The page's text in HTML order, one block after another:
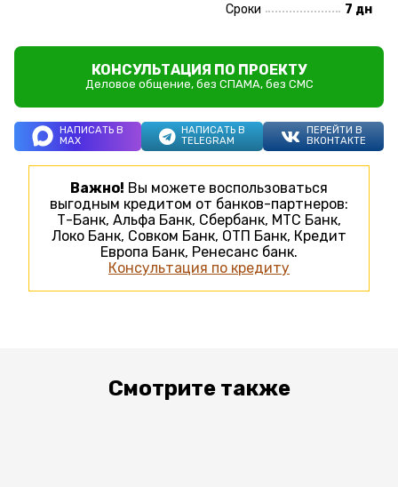
Сроки
7 дн
КОНСУЛЬТАЦИЯ ПО ПРОЕКТУ
Деловое общение, без СПАМА, без СМС
НАПИСАТЬ В
MAX
НАПИСАТЬ В
TELEGRAM
ПЕРЕЙТИ В
ВКОНТАКТЕ
Важно! Вы можете воспользоваться
выгодным кредитом от банков-партнеров:
Т-Банк, Альфа Банк, Сбербанк, МТС Банк,
Локо Банк, Совком Банк, ОТП Банк, Кредит
Европа Банк, Ренесанс банк.
Консультация по кредиту
Смотрите также